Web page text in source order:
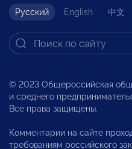
Русский English 中文
© 2023 Общероссийская
и среднего
Все права защищены.
Комментарии на сайте
требованиям российского